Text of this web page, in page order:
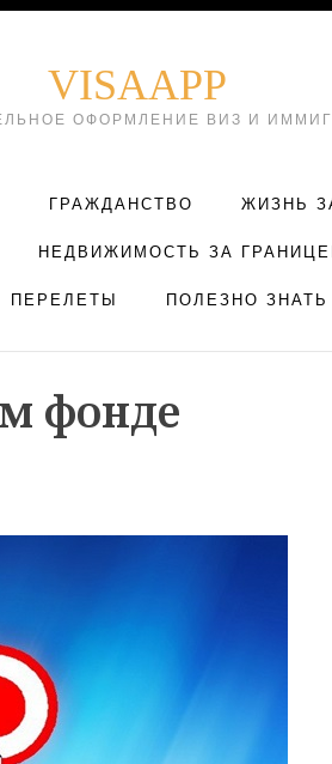
VISAAPP
ОФОРМЛЕНИЕ ВИЗ И
ГРАЖДАНСТВО ЖИЗНЬ
НЕДВИЖИМОСТЬ ЗА
ПЕРЕЛЕТЫ ПОЛЕЗНО ЗНАТЬ
фонде